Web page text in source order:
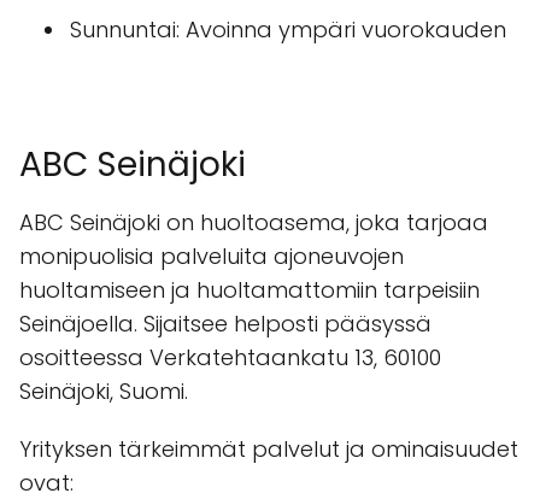
Sunnuntai: Avoinna ympäri vuorokauden
ABC Seinäjoki
ABC Seinäjoki on huoltoasema, joka tarjoaa
monipuolisia palveluita ajoneuvojen
huoltamiseen ja huoltamattomiin tarpeisiin
Seinäjoella. Sijaitsee helposti pääsyssä
osoitteessa Verkatehtaankatu 13, 60100
Seinäjoki, Suomi.
Yrityksen tärkeimmät palvelut ja ominaisuudet
ovat: